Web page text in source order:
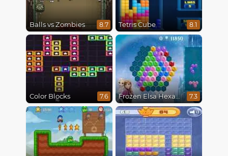
Balls vs Zombies 8.7 Tetris Cube 8.1
Color Blocks 7.6 Frozen Elsa Hexagon Puzzle 7.3